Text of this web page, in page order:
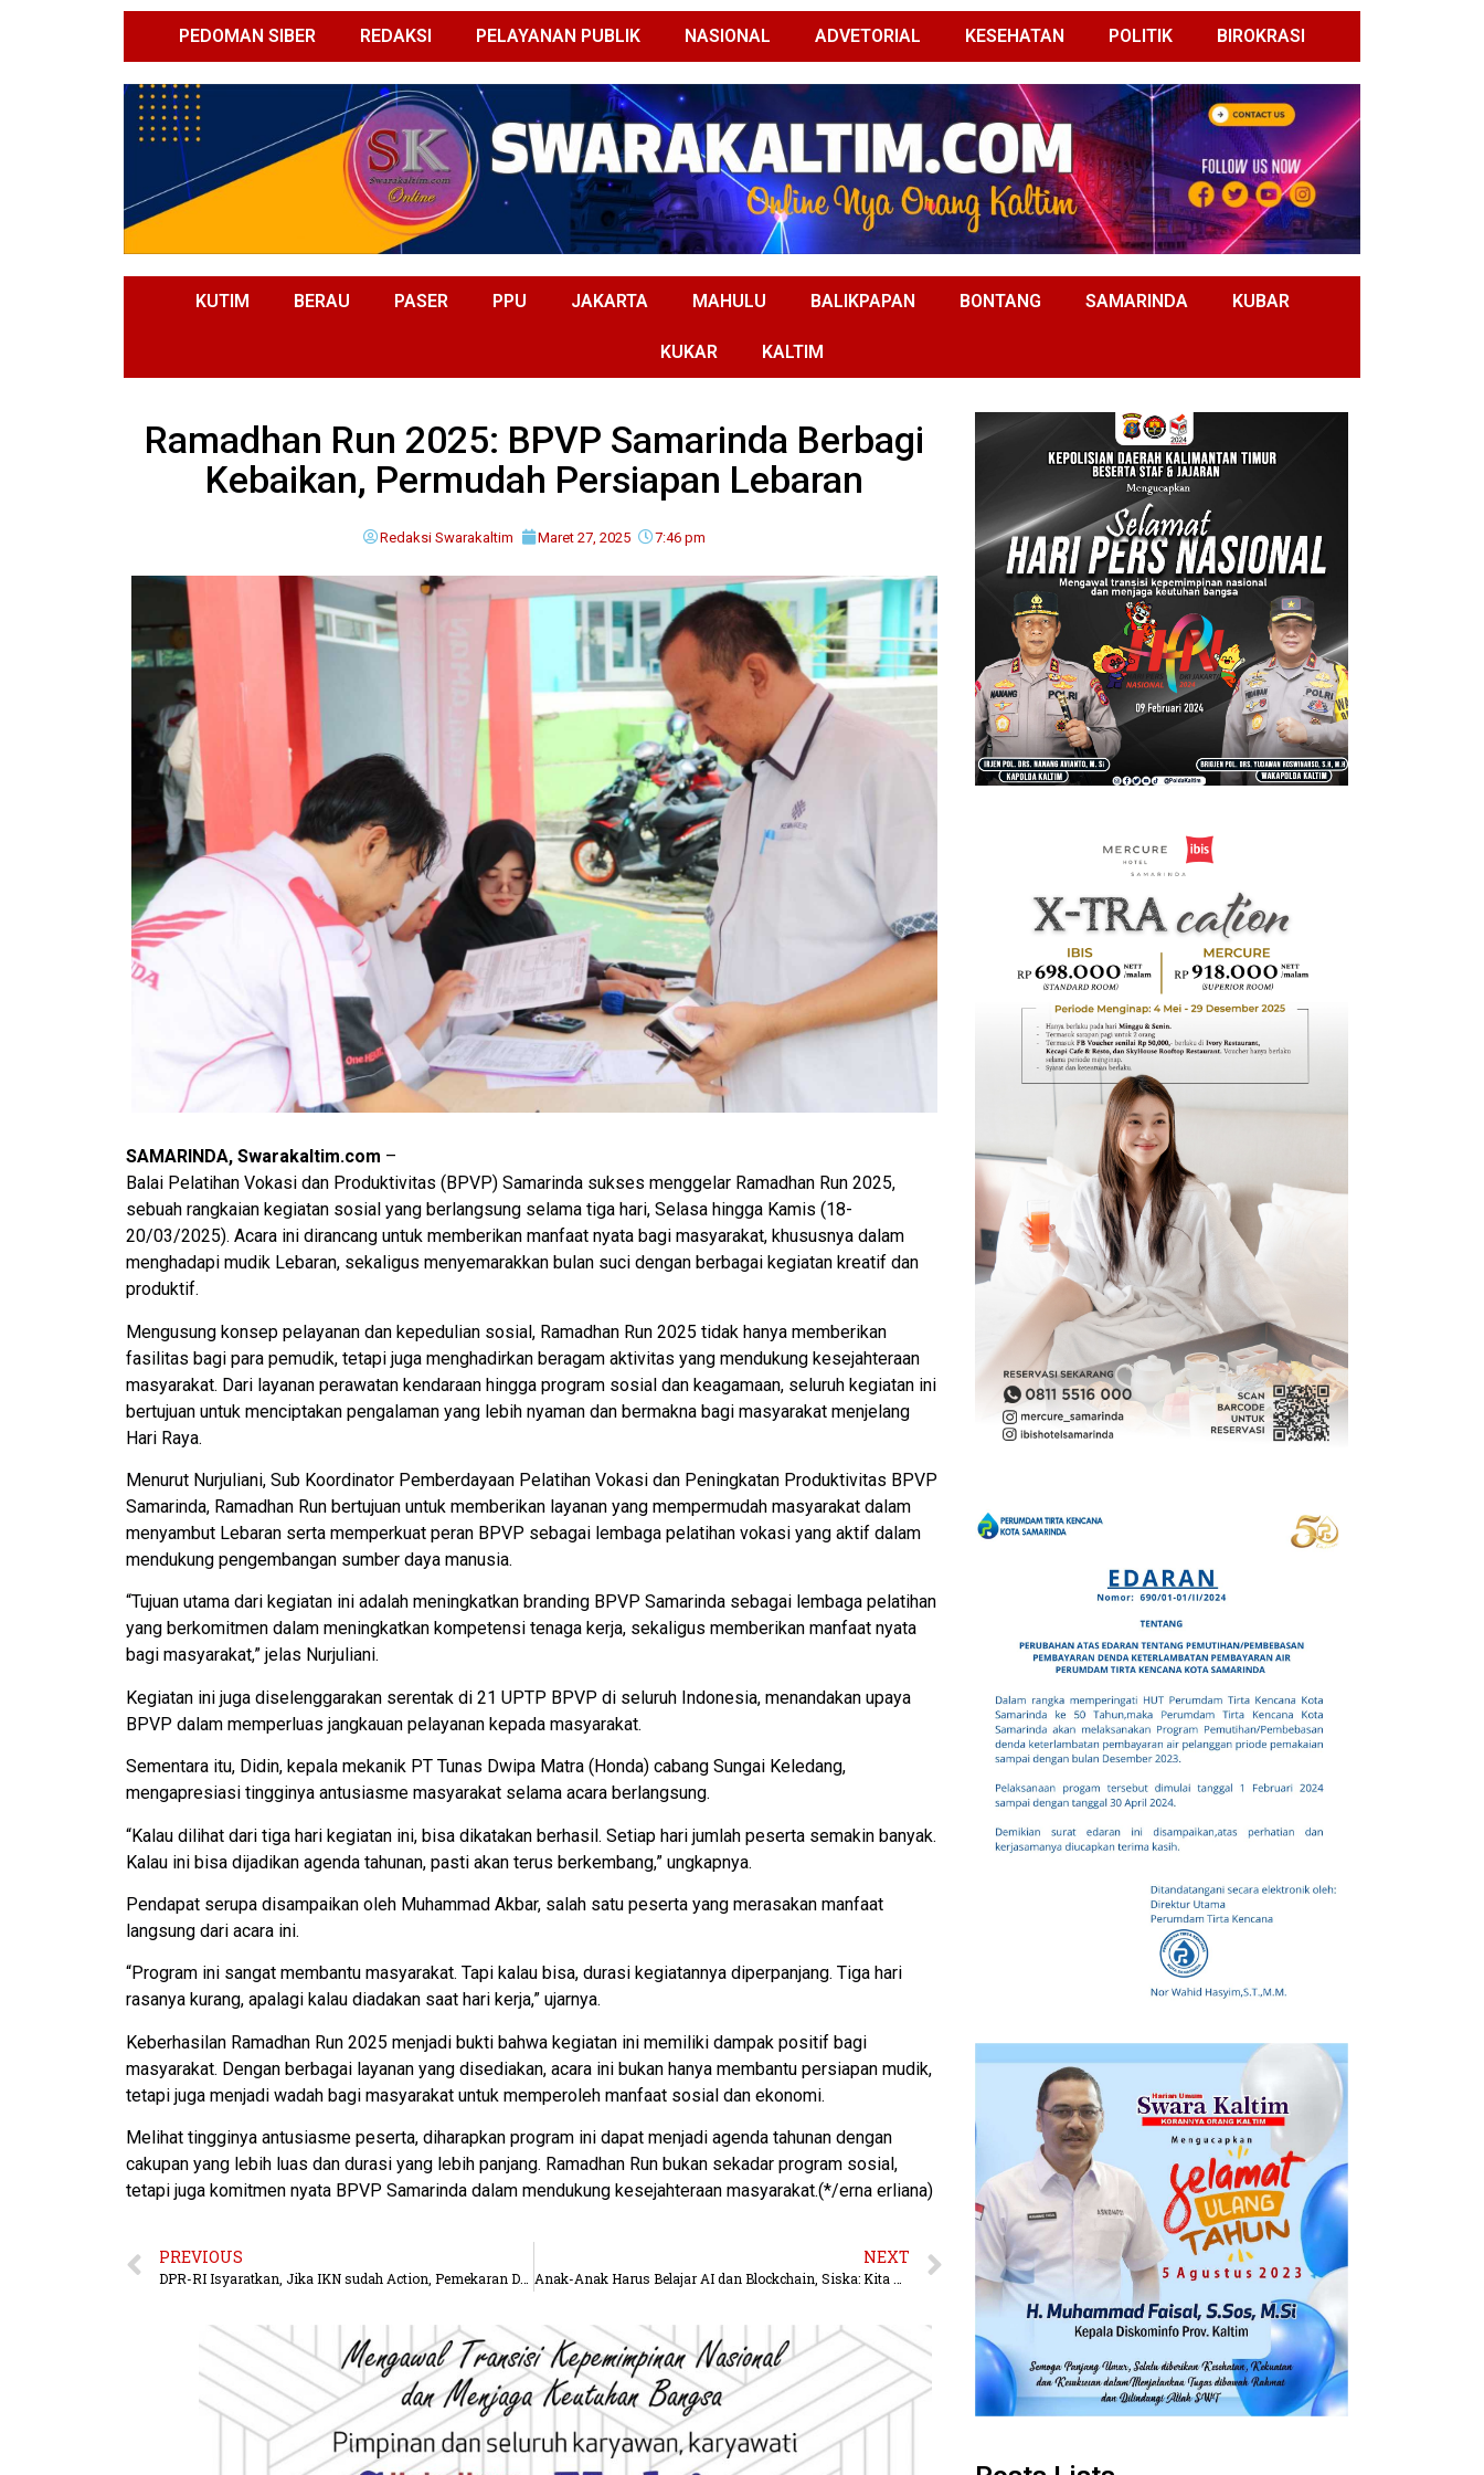
PEDOMAN SIBER REDAKSI PELAYANAN PUBLIK NASIONAL ADVETORIAL KESEHATAN POLITIK BIROKRASI
KUTIM BERAU PASER PPU JAKARTA MAHULU BALIKPAPAN BONTANG SAMARINDA KUBAR
KUKAR KALTIM
Ramadhan Run 2025: BPVP Samarinda Berbagi
Kebaikan, Permudah Persiapan Lebaran
Redaksi Swarakaltim Maret 27, 2025 7:46 pm
SAMARINDA, Swarakaltim.com –
Balai Pelatihan Vokasi dan Produktivitas (BPVP) Samarinda sukses menggelar Ramadhan Run 2025,
sebuah rangkaian kegiatan sosial yang berlangsung selama tiga hari, Selasa hingga Kamis (18-
20/03/2025). Acara ini dirancang untuk memberikan manfaat nyata bagi masyarakat, khususnya dalam
menghadapi mudik Lebaran, sekaligus menyemarakkan bulan suci dengan berbagai kegiatan kreatif dan
produktif.
Mengusung konsep pelayanan dan kepedulian sosial, Ramadhan Run 2025 tidak hanya memberikan
fasilitas bagi para pemudik, tetapi juga menghadirkan beragam aktivitas yang mendukung kesejahteraan
masyarakat. Dari layanan perawatan kendaraan hingga program sosial dan keagamaan, seluruh kegiatan ini
bertujuan untuk menciptakan pengalaman yang lebih nyaman dan bermakna bagi masyarakat menjelang
Hari Raya.
Menurut Nurjuliani, Sub Koordinator Pemberdayaan Pelatihan Vokasi dan Peningkatan Produktivitas BPVP
Samarinda, Ramadhan Run bertujuan untuk memberikan layanan yang mempermudah masyarakat dalam
menyambut Lebaran serta memperkuat peran BPVP sebagai lembaga pelatihan vokasi yang aktif dalam
mendukung pengembangan sumber daya manusia.
“Tujuan utama dari kegiatan ini adalah meningkatkan branding BPVP Samarinda sebagai lembaga pelatihan
yang berkomitmen dalam meningkatkan kompetensi tenaga kerja, sekaligus memberikan manfaat nyata
bagi masyarakat,” jelas Nurjuliani.
Kegiatan ini juga diselenggarakan serentak di 21 UPTP BPVP di seluruh Indonesia, menandakan upaya
BPVP dalam memperluas jangkauan pelayanan kepada masyarakat.
Sementara itu, Didin, kepala mekanik PT Tunas Dwipa Matra (Honda) cabang Sungai Keledang,
mengapresiasi tingginya antusiasme masyarakat selama acara berlangsung.
“Kalau dilihat dari tiga hari kegiatan ini, bisa dikatakan berhasil. Setiap hari jumlah peserta semakin banyak.
Kalau ini bisa dijadikan agenda tahunan, pasti akan terus berkembang,” ungkapnya.
Pendapat serupa disampaikan oleh Muhammad Akbar, salah satu peserta yang merasakan manfaat
langsung dari acara ini.
“Program ini sangat membantu masyarakat. Tapi kalau bisa, durasi kegiatannya diperpanjang. Tiga hari
rasanya kurang, apalagi kalau diadakan saat hari kerja,” ujarnya.
Keberhasilan Ramadhan Run 2025 menjadi bukti bahwa kegiatan ini memiliki dampak positif bagi
masyarakat. Dengan berbagai layanan yang disediakan, acara ini bukan hanya membantu persiapan mudik,
tetapi juga menjadi wadah bagi masyarakat untuk memperoleh manfaat sosial dan ekonomi.
Melihat tingginya antusiasme peserta, diharapkan program ini dapat menjadi agenda tahunan dengan
cakupan yang lebih luas dan durasi yang lebih panjang. Ramadhan Run bukan sekadar program sosial,
tetapi juga komitmen nyata BPVP Samarinda dalam mendukung kesejahteraan masyarakat.(*/erna erliana)
PREVIOUS
DPR-RI Isyaratkan, Jika IKN sudah Action, Pemekaran DOB Berau Pesisir Sudah di Depan Mata
NEXT
Anak-Anak Harus Belajar AI dan Blockchain, Siska: Kita Tidak Boleh Tertinggal!